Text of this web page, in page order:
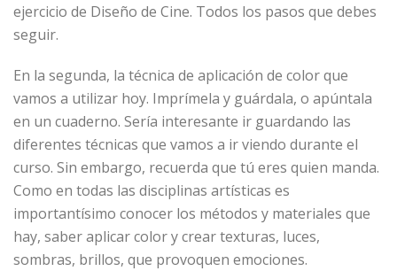
ejercicio de Diseño de Cine. Todos los pasos que debes
seguir.
En la segunda, la técnica de aplicación de color que
vamos a utilizar hoy. Imprímela y guárdala, o apúntala
en un cuaderno. Sería interesante ir guardando las
diferentes técnicas que vamos a ir viendo durante el
curso. Sin embargo, recuerda que tú eres quien manda.
Como en todas las disciplinas artísticas es
importantísimo conocer los métodos y materiales que
hay, saber aplicar color y crear texturas, luces,
sombras, brillos, que provoquen emociones.